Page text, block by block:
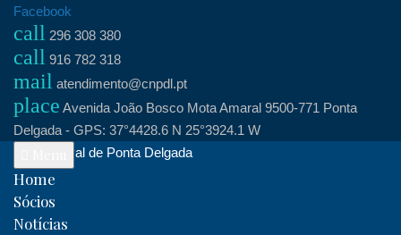
Skip
content
Facebook
call 296 308 380
call 916 782 318
mail atendimento@cnpdl.pt
place Avenida João Bosco Mota Amaral 9500-771 Ponta
Delgada - GPS: 37°4428.6 N 25°3924.1 W
Clube Naval de Ponta Delgada
Home
Sócios
Notícias